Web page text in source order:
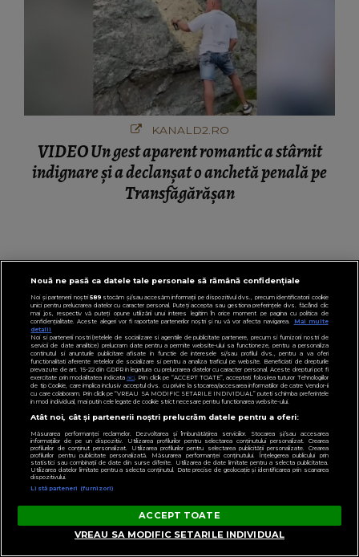
KANALD2.RO
VIDEO Un gest aparent romantic a stârnit
indignare și a declanșat o anchetă penală pe
Transfăgărășan
PENTRU TINE
Nouă ne pasă ca datele tale personale să rămână confidențiale
Noi și partenerii noștri589stocăm și/sau accesăm informații pe dispozitivul dvs., precum identificatorii cookie
unici pentru prelucrarea datelor cu caracter personal. Puteți accepta sau gestiona preferințele dvs. făcând clic
mai jos, respectiv vă puteți opune utilizării unui interes legitim în orice moment pe pagina cu politica de
confidențialitate. Aceste alegeri vor fi raportate partenerilor noștri și nu vă vor afecta navigarea.
Mai multe
detalii
Noi si partenerii nostri (retelele de socializare si agentiile de publicitate partenere, precum si furnizorii nostri de
servicii de date analitice) prelucram date pentru a permite website-ului sa functioneze, pentru a personaliza
continutul si anunturile publicitare afisate in functie de interesele si/sau profilul dvs., pentru a va oferi
functionalitati aferente retelelor de socializare si pentru a analiza traficul pe website. Beneficiati de drepturile
prevazute de art. 15-22 din GDPR in legatura cu prelucrarea datelor cu caracter personal. Aceste drepturi pot fi
exercitate prin modalitatea indicataaici. Prin click pe “ACCEPT TOATE”, acceptati folosirea tuturor Tehnologiilor
de tip Cookie, care implica inclusiv acceptul dvs. cu privire la stocarea/accesarea informatiilor de catre Vendor-ii
cu care colaboram. Prin click pe “VREAU SA MODIFIC SETARILE INDIVIDUAL” puteti schimba preferintele
in mod individual, mai putin cele legate de cookie strict necesare pentru functionarea website-ului.
Atât noi, cât și partenerii noștri prelucrăm datele pentru a oferi:
Măsurarea performanței reclamelor. Dezvoltarea și îmbunătățirea serviciilor. Stocarea și/sau accesarea
informațiilor de pe un dispozitiv. Utilizarea profilurilor pentru selectarea conținutului personalizat. Crearea
profilurilor de conținut personalizat. Utilizarea profilurilor pentru selectarea publicității personalizate. Crearea
profilurilor pentru publicitate personalizată. Măsurarea performanței conținutului. Înțelegerea publicului prin
statistici sau combinații de date din surse diferite. Utilizarea de date limitate pentru a selecta publicitatea.
Utilizarea datelor limitate pentru a selecta conținutul. Date precise de geolocație și identificarea prin scanarea
dispozitivului.
Listă parteneri (furnizori)
ACCEPT TOATE
VREAU SA MODIFIC SETARILE INDIVIDUAL